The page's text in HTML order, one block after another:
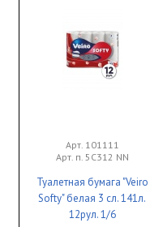
Арт. 101111
Арт. п. 5С312 NN
Туалетная бумага "Veiro
Softy" белая 3 сл. 141л.
12рул. 1/6